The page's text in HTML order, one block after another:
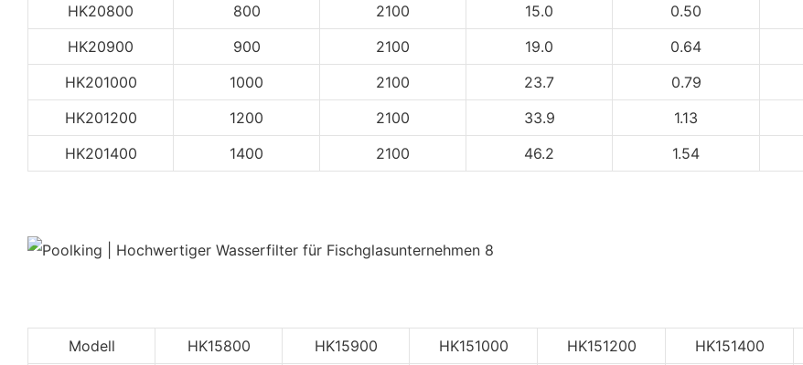
HK20800
800 2100 15.0 0.50
HK20900
900 2100 19.0 0.64
HK201000
1000 2100 23.7 0.79
HK201200
1200 2100 33.9 1.13
HK201400
1400 2100 46.2 1.54
Modell HK15800 HK15900 HK151000 HK151200 HK151400